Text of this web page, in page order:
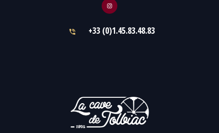
+33 (0)1.45.83.48.83